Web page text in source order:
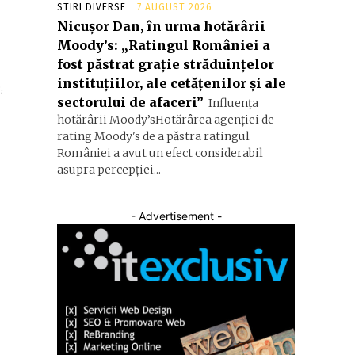
STIRI DIVERSE 7 AUGUST 2026
Nicușor Dan, în urma hotărârii
Moody’s: „Ratingul României a
fost păstrat grație străduințelor
instituțiilor, ale cetățenilor și ale
sectorului de afaceri” Influența
hotărârii Moody’sHotărârea agenției de
rating Moody's de a păstra ratingul
României a avut un efect considerabil
asupra percepției...
- Advertisement -